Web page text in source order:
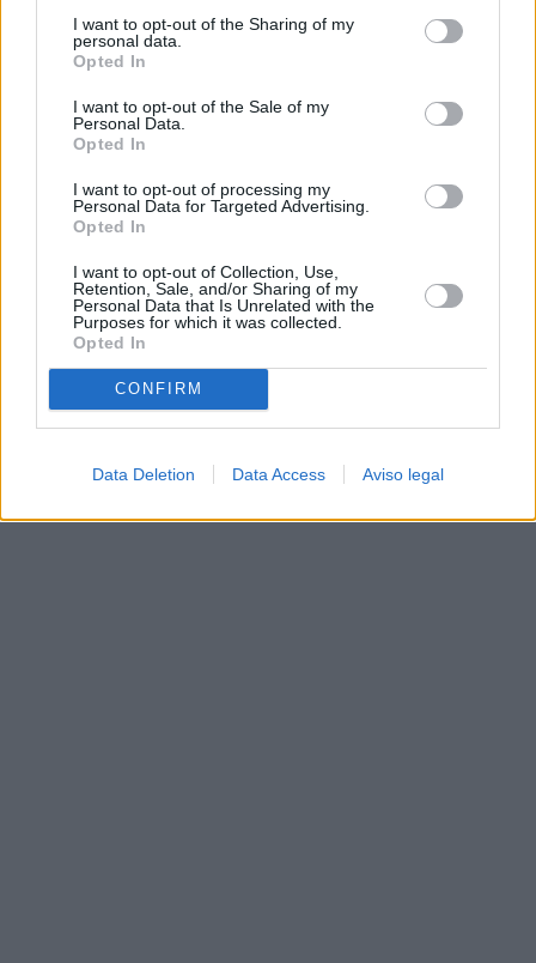
de su consentimiento, pero usted tiene el derecho de
rechazar tal procesamiento. Sus preferencias se aplicarán
cualquier momento entrando de nuevo en este sitio web o
visitando nuestra política de privacidad.
I want to opt-out of the Sharing of my
personal data.
Opted In
I want to opt-out of the Sale of my
Personal Data.
Opted In
I want to opt-out of processing my
Personal Data for Targeted Advertising.
Opted In
I want to opt-out of Collection, Use,
Retention, Sale, and/or Sharing of my
Personal Data that Is Unrelated with the
Purposes for which it was collected.
Opted In
CONFIRM
Data Deletion Data Access Aviso legal